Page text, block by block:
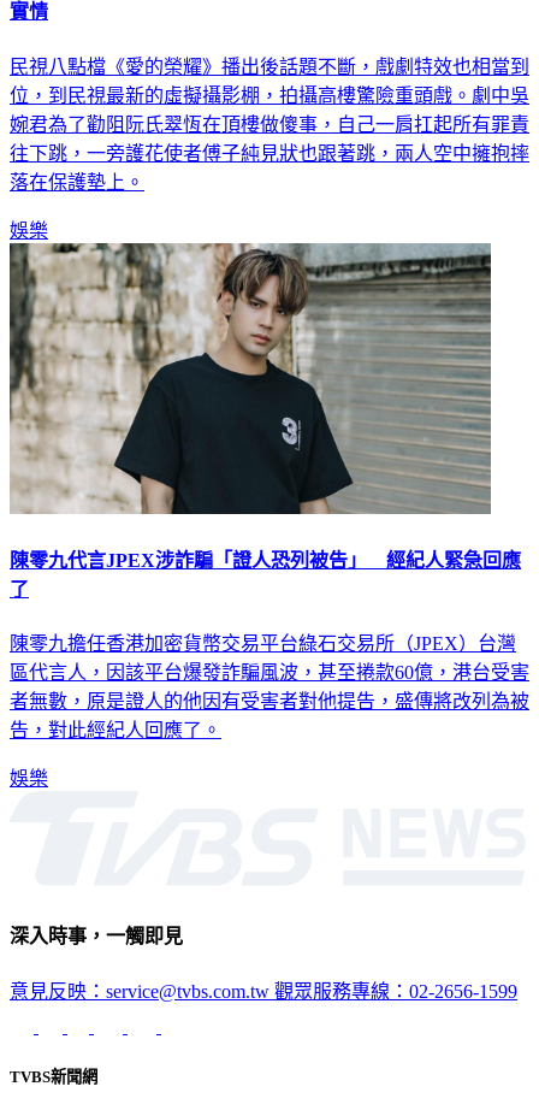
實情
民視八點檔《愛的榮耀》播出後話題不斷，戲劇特效也相當到
位，到民視最新的虛擬攝影棚，拍攝高樓驚險重頭戲。劇中吳
婉君為了勸阻阮氏翠恆在頂樓做傻事，自己一肩扛起所有罪責
往下跳，一旁護花使者傅子純見狀也跟著跳，兩人空中擁抱摔
落在保護墊上。
娛樂
陳零九代言JPEX涉詐騙「證人恐列被告」 經紀人緊急回應
了
陳零九擔任香港加密貨幣交易平台綠石交易所（JPEX）台灣
區代言人，因該平台爆發詐騙風波，甚至捲款60億，港台受害
者無數，原是證人的他因有受害者對他提告，盛傳將改列為被
告，對此經紀人回應了。
娛樂
深入時事，一觸即見
意見反映：service@tvbs.com.tw 觀眾服務專線：02-2656-1599
TVBS新聞網